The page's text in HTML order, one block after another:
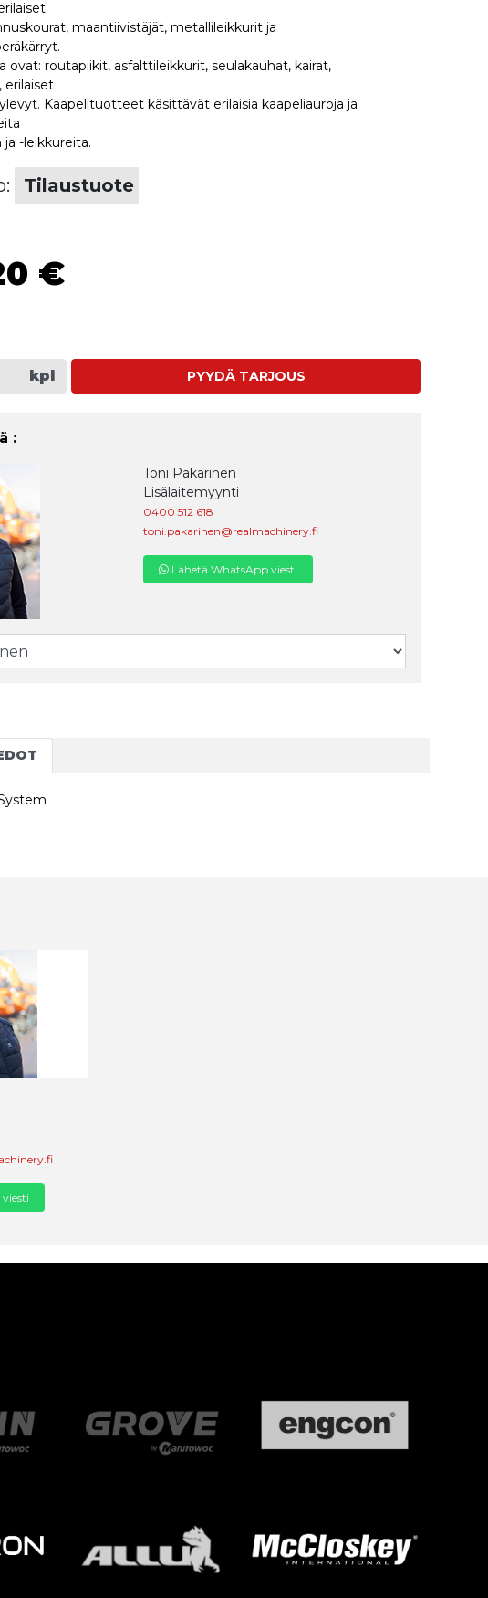
maantiivistäjät, metallileikkurit ja
routapiikit, asfalttileikkurit, seulakauhat, kairat,
erilaiset
Kaapelituotteet käsittävät erilaisia kaapeliauroja ja
ja -leikkureita.
Tilaustuote
€
kpl PYYDÄ TARJOUS
:
Toni Pakarinen
Lisälaitemyynti
0400 512 618
toni.pakarinen@realmachinery.fi
Lähetä WhatsApp viesti